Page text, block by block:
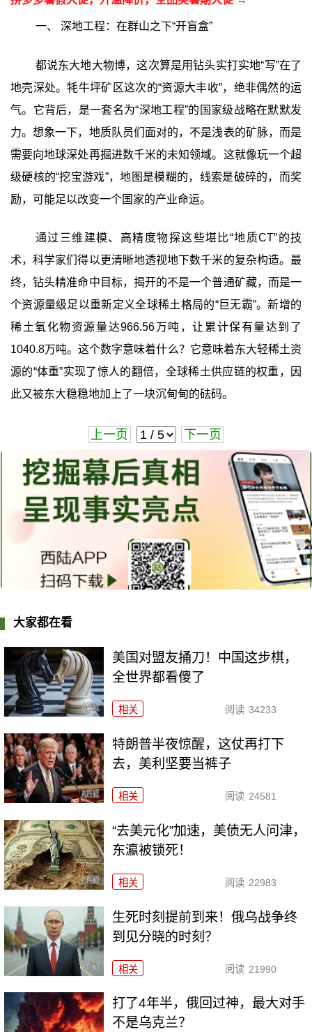
一、 深地工程：在群山之下“开盲盒”‍
都说东大地大物博，这次算是用钻头实打实地“写”在了
地壳深处。牦牛坪矿区这次的“资源大丰收”，绝非偶然的运
气。它背后，是一套名为“深地工程”的国家级战略在默默发
力。想象一下，地质队员们面对的，不是浅表的矿脉，而是
需要向地球深处再掘进数千米的未知领域。这就像玩一个超
级硬核的“挖宝游戏”，地图是模糊的，线索是破碎的，而奖
励，可能足以改变一个国家的产业命运。
通过三维建模、高精度物探这些堪比“地质CT”的技
术，科学家们得以更清晰地透视地下数千米的复杂构造。最
终，钻头精准命中目标，揭开的不是一个普通矿藏，而是一
个资源量级足以重新定义全球稀土格局的“巨无霸”。新增的
稀土氧化物资源量达966.56万吨，让累计保有量达到了
1040.8万吨。这个数字意味着什么？它意味着东大轻稀土资
源的“体重”实现了惊人的翻倍，全球稀土供应链的权重，因
此又被东大稳稳地加上了一块沉甸甸的砝码。
上一页 下一页
大家都在看
美国对盟友捅刀！中国这步棋，
全世界都看傻了
相关 阅读 34233
特朗普半夜惊醒，这仗再打下
去，美利坚要当裤子
相关 阅读 24581
“去美元化”加速，美债无人问津，
东瀛被锁死！
相关 阅读 22983
生死时刻提前到来！俄乌战争终
到见分晓的时刻？
相关 阅读 21990
打了4年半，俄回过神，最大对手
不是乌克兰？